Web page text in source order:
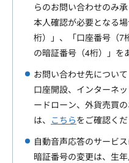
らのお問い合わせのみ
本人確認が必要となる
桁）」、「口座番号（7
の暗証番号（4桁）」を
お問い合わせ先について
口座開設、インターネッ
ードローン、外貨売買
は、 こちらをご確認くだ
自動音声応答のサービ
暗証番号の変更は、生